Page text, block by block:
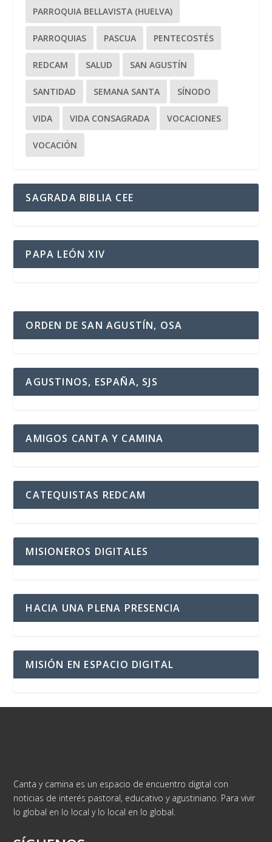
PARROQUIA BELLAVISTA (HUELVA)
PARROQUIAS PASCUA PENTECOSTÉS
REDCAM SALUD SAN AGUSTÍN
SANTIDAD SEMANA SANTA SÍNODO
VIDA VIDA CONSAGRADA VOCACIONES
VOCACIÓN
SAGRADA BIBLIA CEE
PAPA LEÓN XIV
ORDEN DE SAN AGUSTÍN, OSA
AGUSTINOS, ESPAÑA, SJS
AMIGOS CANTA Y CAMINA
CATEQUISTAS REDCAM
MISIONEROS DIGITALES
HACIA UNA PLENA PRESENCIA
MISIÓN EN ESPACIO DIGITAL
Canta y camina es un espacio de encuentro digital con
noticias de interés pastoral, educativo y agustiniano. Para vivir
lo global en lo local y lo local en lo global.